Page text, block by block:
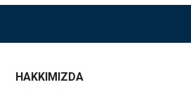
HAKKIMIZDA